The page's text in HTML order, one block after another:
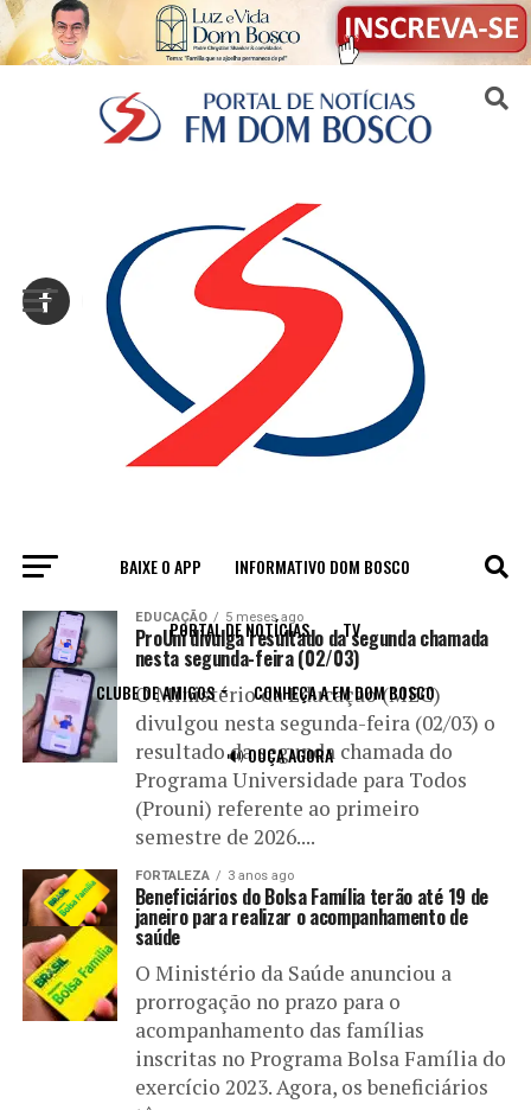
BAIXE O APP INFORMATIVO DOM BOSCO
PORTAL DE NOTÍCIAS TV
CLUBE DE AMIGOS CONHEÇA A FM DOM BOSCO
🔊 OUÇA AGORA
All posts tagged "bolsa"
EDUCAÇÃO 5 meses ago
ProUni divulga resultado da segunda chamada
nesta segunda-feira (02/03)
O Ministério da Educação (MEC)
divulgou nesta segunda-feira (02/03) o
resultado da segunda chamada do
Programa Universidade para Todos
(Prouni) referente ao primeiro
semestre de 2026....
FORTALEZA 3 anos ago
Beneficiários do Bolsa Família terão até 19 de
janeiro para realizar o acompanhamento de
saúde
O Ministério da Saúde anunciou a
prorrogação no prazo para o
acompanhamento das famílias
inscritas no Programa Bolsa Família do
exercício 2023. Agora, os beneficiários
Sair da versão mobile